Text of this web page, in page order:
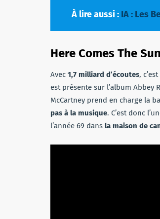
À lire aussi : IA : Les
Here Comes The Sun
Avec 1,7 milliard d’écoutes,
est présente sur l’album Abbey
McCartney prend en charge la
pas à la musique. C’est donc
l’année 69 dans la maison de